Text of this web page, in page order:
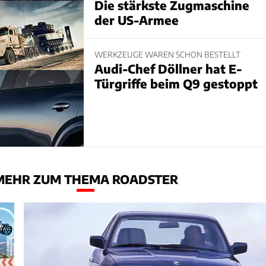
Die stärkste Zugmaschine
der US-Armee
WERKZEUGE WAREN SCHON BESTELLT
Audi-Chef Döllner hat E-
Türgriffe beim Q9 gestoppt
ZUM THEMA ROADSTER